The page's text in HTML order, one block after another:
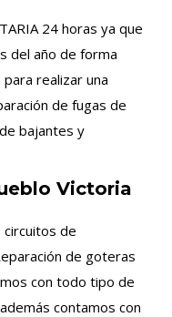
24 horas ya que
del año de forma
realizar una
de fugas de
bajantes y
Victoria
de
de goteras
con todo tipo de
contamos con